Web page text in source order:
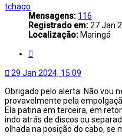
topo
tchago
Mensagens: 116
Registrado em:27 Jan
Localização: Maringá
29 Jan 2024, 15:09
Obrigado pelo alerta. Não vou
provavelmente pela
Ela patina em terceira, em
indo atrás de discos ou
olhada na posição do cabo, se